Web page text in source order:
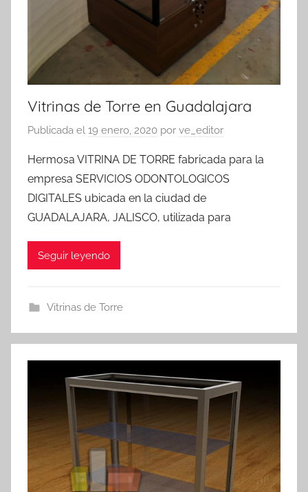
Vitrinas de Torre en Guadalajara
Publicada el 19 enero, 2020 por ve_editor
Hermosa VITRINA DE TORRE fabricada para la
empresa SERVICIOS ODONTOLOGICOS
DIGITALES ubicada en la ciudad de
GUADALAJARA, JALISCO, utilizada para
Seguir leyendo
Vitrinas de Torre